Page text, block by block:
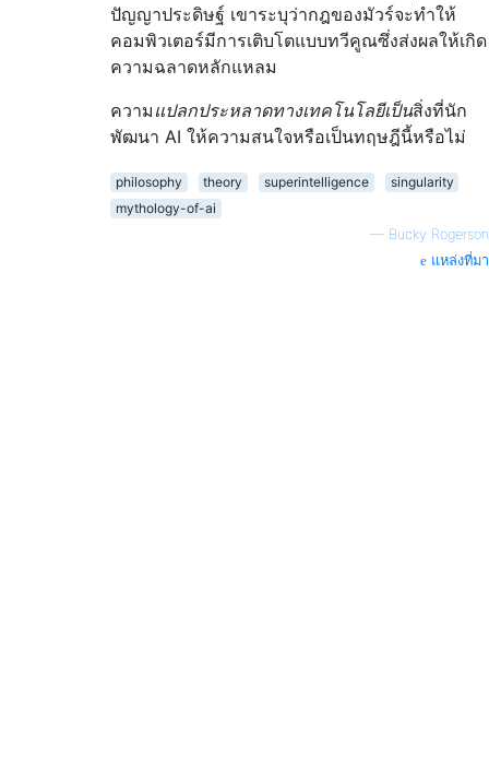
ปัญญาประดิษฐ์ เขาระบุว่ากฎของมัวร์จะทำให้
คอมพิวเตอร์มีการเติบโตแบบทวีคูณซึ่งส่งผลให้เกิด
ความฉลาดหลักแหลม
ความ แปลกประหลาดทางเทคโนโลยีเป็นสิ่งที่นัก
พัฒนา AI ให้ความสนใจหรือเป็นทฤษฎีนี้หรือไม่
philosophy theory superintelligence
singularity
mythology-of-ai
— Bucky Rogerson
แหล่งที่มา